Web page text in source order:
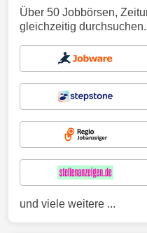
Über 50 Jobbörsen,
gleichzeitig durchsuchen.
und viele weitere ...